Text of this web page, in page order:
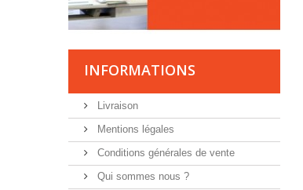
INFORMATIONS
Livraison
Mentions légales
Conditions générales de vente
Qui sommes nous ?